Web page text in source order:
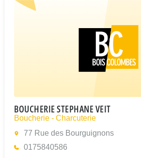
BOUCHERIE STEPHANE VEIT
Boucherie - Charcuterie
77 Rue des Bourguignons
0175840586